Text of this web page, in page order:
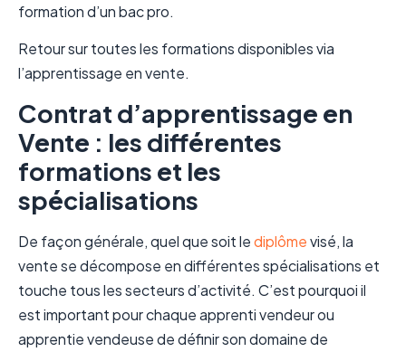
formation d’un bac pro.
Retour sur toutes les formations disponibles via
l’apprentissage en vente.
Contrat d’apprentissage en
Vente : les différentes
formations et les
spécialisations
De façon générale, quel que soit lediplômevisé, la
vente se décompose en différentes spécialisations et
touche tous les secteurs d’activité. C’est pourquoi il
est important pour chaque apprenti vendeur ou
apprentie vendeuse de définir son domaine de